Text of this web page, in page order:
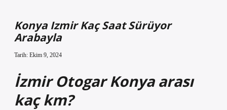
Konya Izmir Kaç Saat Sürüyor
Arabayla
Tarih: Ekim 9, 2024
İzmir Otogar Konya arası
kaç km?